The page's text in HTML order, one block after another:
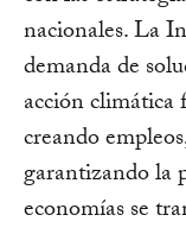
nacionales. La
demanda de
acción climática
creando
garantizando la
economías se